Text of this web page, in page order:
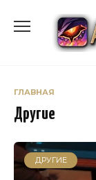
содержанию
ГЛАВНАЯ
Другие
ДРУГИЕ